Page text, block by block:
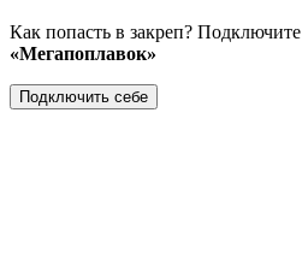
Как попасть в закреп?
«Мегапоплавок»
Подключить себе